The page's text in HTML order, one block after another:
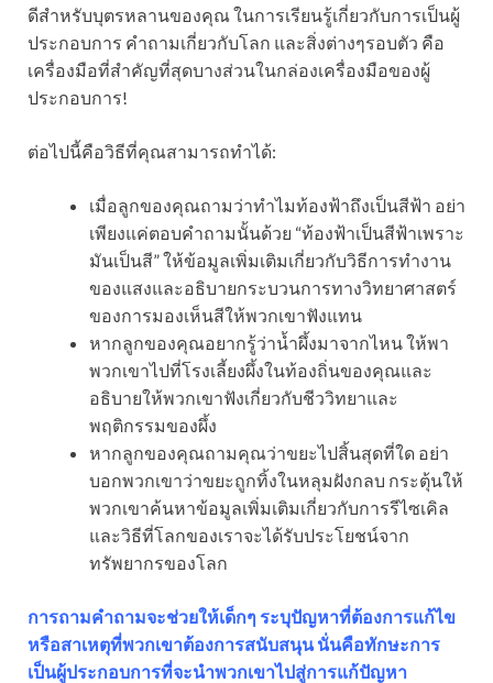
ดีสำหรับบุตรหลานของคุณ ในการเรียนรู้เกี่ยวกับการเป็นผู้
ประกอบการ คำถามเกี่ยวกับโลก และสิ่งต่างๆรอบตัว คือ
เครื่องมือที่สำคัญที่สุดบางส่วนในกล่องเครื่องมือของผู้
ประกอบการ!
ต่อไปนี้คือวิธีที่คุณสามารถทำได้:
เมื่อลูกของคุณถามว่าทำไมท้องฟ้าถึงเป็นสีฟ้า อย่า
เพียงแค่ตอบคำถามนั้นด้วย “ท้องฟ้าเป็นสีฟ้าเพราะ
มันเป็นสี” ให้ข้อมูลเพิ่มเติมเกี่ยวกับวิธีการทำงาน
ของแสงและอธิบายกระบวนการทางวิทยาศาสตร์
ของการมองเห็นสีให้พวกเขาฟังแทน
หากลูกของคุณอยากรู้ว่าน้ำผึ้งมาจากไหน ให้พา
พวกเขาไปที่โรงเลี้ยงผึ้งในท้องถิ่นของคุณและ
อธิบายให้พวกเขาฟังเกี่ยวกับชีววิทยาและ
พฤติกรรมของผึ้ง
หากลูกของคุณถามคุณว่าขยะไปสิ้นสุดที่ใด อย่า
บอกพวกเขาว่าขยะถูกทิ้งในหลุมฝังกลบ กระตุ้นให้
พวกเขาค้นหาข้อมูลเพิ่มเติมเกี่ยวกับการรีไซเคิล
และวิธีที่โลกของเราจะได้รับประโยชน์จาก
ทรัพยากรของโลก
การถามคำถามจะช่วยให้เด็กๆ ระบุปัญหาที่ต้องการแก้ไข
หรือสาเหตุที่พวกเขาต้องการสนับสนุน นั่นคือทักษะการ
เป็นผู้ประกอบการที่จะนำพวกเขาไปสู่การแก้ปัญหา